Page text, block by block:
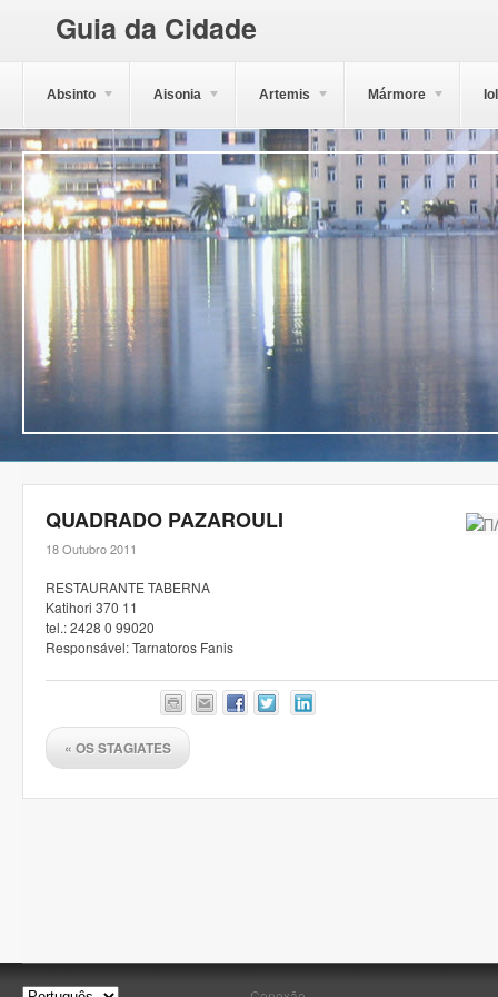
Guia da Cidade
Absinto Aisonia Artemis Mármore
QUADRADO PAZAROULI
18 Outubro 2011
RESTAURANTE TABERNA
Katihori 370 11
tel.: 2428 0 99020
Responsável: Tarnatoros Fanis
« OS STAGIATES